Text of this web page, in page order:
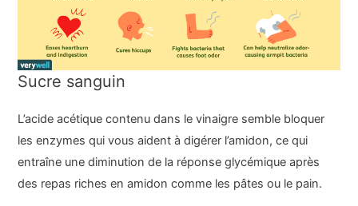
Sucre sanguin
L’acide acétique contenu dans le vinaigre semble bloquer
les enzymes qui vous aident à digérer l’amidon, ce qui
entraîne une diminution de la réponse glycémique après
des repas riches en amidon comme les pâtes ou le pain.